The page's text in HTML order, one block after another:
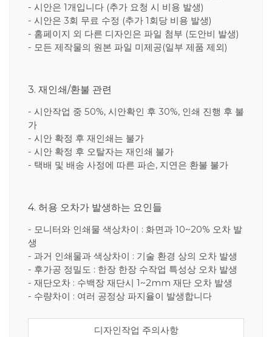
- 시안은 1개입니다 (추가 요청 시 비용 발생)
- 시안은 3회 무료 수정 (추가 1회당 비용 발생)
- 홈페이지 외 다른 디자인은 파일 첨부 (도안비 발생)
- 모든 제작물의 원본 파일 미제공(일부 제품 제외)
3. 재인쇄/환불 관련
- 시안작업 중 50%, 시안확인 후 30%, 인쇄 진행 후 불
가
- 시안 확정 후 재인쇄는 불가
- 시안 확정 후 오탈자는 재인쇄 불가
- 택배 및 배송 사정에 따른 파손, 지연은 환불 불가
4. 허용 오차가 발생하는 요인들
- 모니터와 인쇄물 색상차이 : 화면과 10~20% 오차 발
생
- 과거 인쇄물과 색상차이 : 기술 환경 상의 오차 발생
- 후가공 정밀도 : 한장 한장 수작업 특성상 오차 발생
- 재단오차 : 수백장 재단시 1~2mm 재단 오차 발생
- 수량차이 : 여러 공정상 파지율이 발생합니다
디자인작업 주의사항